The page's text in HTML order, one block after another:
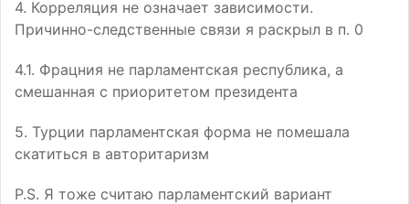
4. Корреляция не означает зависимости.
Причинно-следственные связи я раскрыл в п. 0
4.1. Фрацния не парламентская республика, а
смешанная с приоритетом президента
5. Турции парламентская форма не помешала
скатиться в авторитаризм
P.S. Я тоже считаю парламентский вариант